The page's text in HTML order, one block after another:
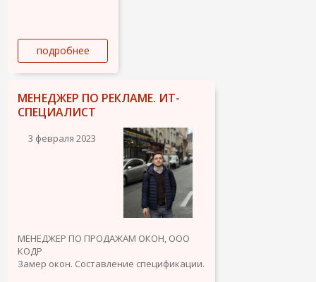
подробнее
МЕНЕДЖЕР ПО РЕКЛАМЕ. ИТ-
СПЕЦИАЛИСТ
3 февраля 2023
МЕНЕДЖЕР ПО ПРОДАЖАМ ОКОН, OOO
КОДР
Замер окон. Составление спецификации.